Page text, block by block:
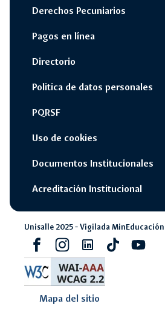
switch_access_shortcut Opciones
navigate_next Campus
navigate_next
navigate_next
Derechos Pecuniarios
Pagos en línea
Directorio
Politica de datos personales
PQRSF
Uso de cookies
Documentos Institucionales
Acreditación Institucional
Unisalle 2025 - Vigilada MinEducación
FacebookInstagramLinkedinTiktokyoutube
Mapa del sitio